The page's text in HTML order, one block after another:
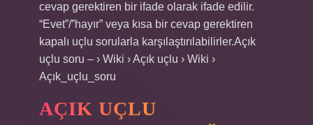
cevap gerektiren bir ifade olarak ifade edilir.
“Evet”/”hayır” veya kısa bir cevap gerektiren
kapalı uçlu sorularla karşılaştırılabilirler.Açık
uçlu soru – › Wiki › Açık uçlu › Wiki ›
Açık_uçlu_soru
AÇIK UÇLU